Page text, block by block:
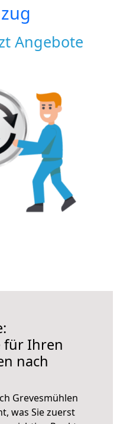
Angebote
für Ihren
nach
Grevesmühlen
was Sie zuerst